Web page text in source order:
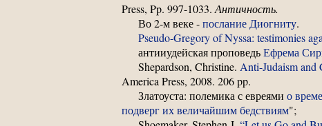
Press, Pp. 997-1033.Античность.
Во 2-м веке -послание Диогниту.
Pseudo-Gregory of Nyssa: testimonies
антииудейская проповедьЕфрема
Shepardson, Christine. Anti-Judaism and
America Press, 2008. 206 pp.
Златоуста: полемика с евреями о
подверг их величайшим бедствиям";